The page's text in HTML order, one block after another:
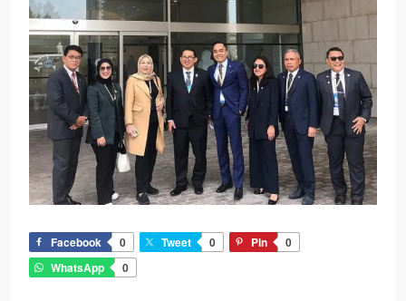
Facebook 0 Tweet 0 Pin
0
WhatsApp
0